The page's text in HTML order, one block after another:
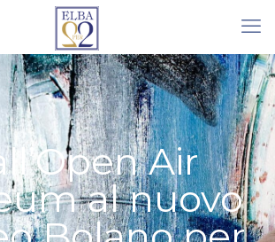
Air
al nuovo